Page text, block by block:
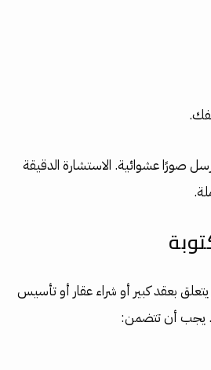
صورًا عشوائية. الاستشارة الدقيقة
يتعلق بعقد كبير أو شراء عقار أو تأسيس
يجب أن تتضمن: